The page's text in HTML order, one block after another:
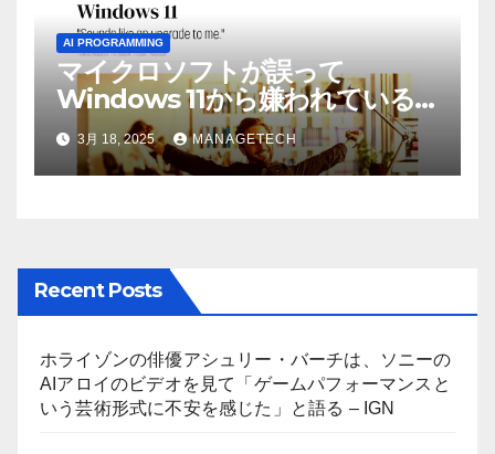
AI PROGRAMMING
マイクロソフトが誤って
Windows 11から嫌われている
AI機能を削除したことにユーザ
ーが歓喜
3月 18, 2025 MANAGETECH
Recent Posts
ホライゾンの俳優アシュリー・バーチは、ソニーの
AIアロイのビデオを見て「ゲームパフォーマンスと
いう芸術形式に不安を感じた」と語る – IGN